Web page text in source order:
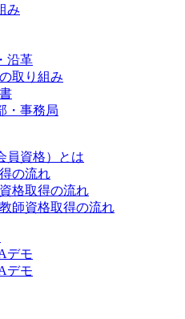
み
沿革
取り組み
・事務局
員資格）とは
の流れ
格取得の流れ
師資格取得の流れ
デモ
デモ